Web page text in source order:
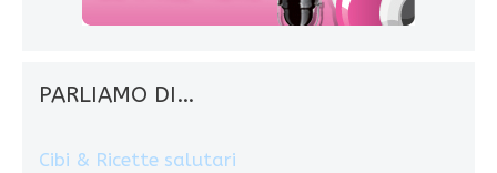
PARLIAMO DI…
Cibi & Ricette salutari